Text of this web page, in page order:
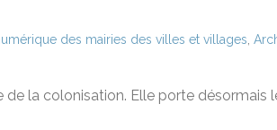
des mairies des villes et villages
la colonisation. Elle porte désormais